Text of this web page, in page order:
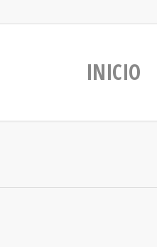
INICIO